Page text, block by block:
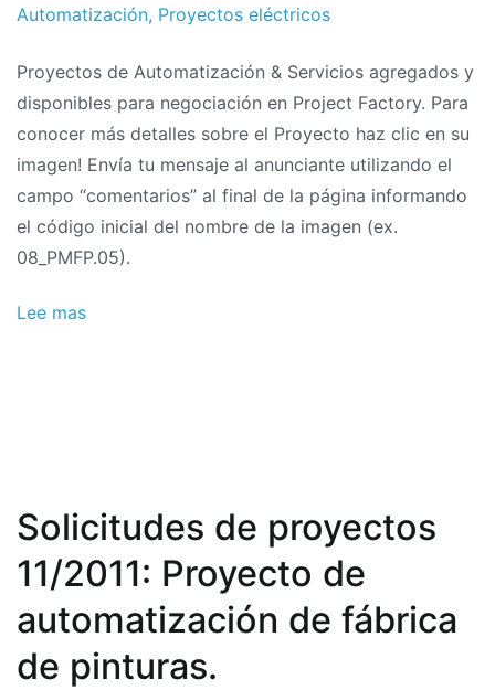
de
el
el
2011
Automatización, Proyectos eléctricos
Proyectos de Automatización & Servicios agregados y
disponibles para negociación en Project Factory. Para
conocer más detalles sobre el Proyecto haz clic en su
imagen! Envía tu mensaje al anunciante utilizando el
campo “comentarios” al final de la página informando
el código inicial del nombre de la imagen (ex.
08_PMFP.05).
Lee mas
Solicitudes de proyectos
11/2011: Proyecto de
automatización de fábrica
de pinturas.